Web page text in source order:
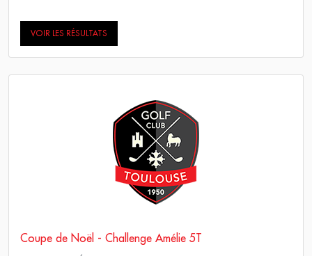
VOIR LES RÉSULTATS
Coupe de Noël - Challenge Amélie 5T